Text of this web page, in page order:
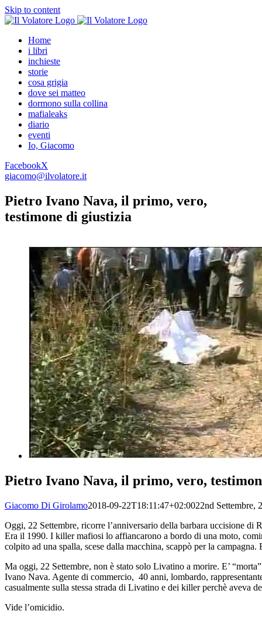
Skip to content
Home
i libri
inchieste
storie
cosa grigia
dove sei matteo
dormono sulla collina
mafialeaks
diario
eventi
Io, Giacomo
FacebookX
giacomo@ilvolatore.it
Pietro Ivano Nava, il primo, vero,
testimone di giustizia
Pietro Ivano Nava, il primo, vero,
Giacomo Di Girolamo2018-09-22T18:11:47+02:0022nd Settembre,
Oggi, 22 Settembre, ricorre l’anniversario della barbara uccisione di
Era il 1990. I killer mafiosi lo affiancarono a bordo di una moto,
colpito ad una spalla, scese dalla macchina, scappò per la
Ma oggi, 22 Settembre, non è stato solo Livatino a morire. E’
Ivano Nava. Agente di commercio, 40 anni, lombardo,
casualmente sulla stessa strada di Livatino e dei killer perchè aveva
Vide l’omicidio.